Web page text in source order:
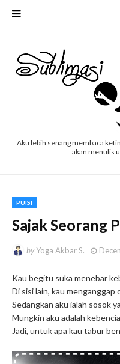
Aku lebih senang membaca
akan menulis
PUISI
Sajak Seorang
byYoga Akbar S.
Kau begitu suka menebar
Di sisi lain, kau menganggap
Sedangkan aku ialah sosok
Mungkin aku adalah
Jadi, untuk apa kau tabur